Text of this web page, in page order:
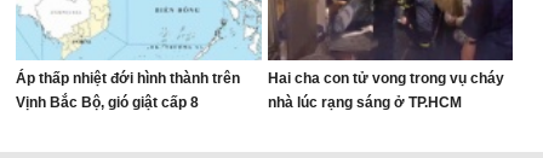
Áp thấp nhiệt đới hình thành trên
Vịnh Bắc Bộ, gió giật cấp 8
Hai cha con tử vong trong vụ cháy
nhà lúc rạng sáng ở TP.HCM